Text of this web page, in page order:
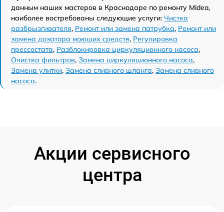
данным наших мастеров в Краснодаре по ремонту Midea,
наиболее востребованы следующие услуги: Чистка
разбрызгивателя, Ремонт или замена патрубка, Ремонт или
замена дозатора моющих средств, Регулировка
прессостата, Разблокировка циркуляционного насоса,
Очистка фильтров, Замена циркуляционного насоса,
Замена улитки, Замена сливного шланга, Замена сливного
насоса.
Акции сервисного
центра